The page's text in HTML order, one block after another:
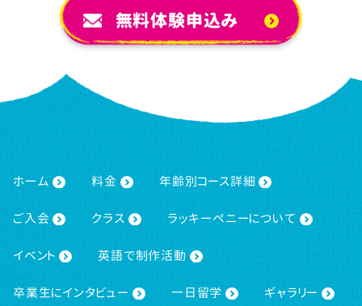
無料体験申込み
ホーム 料金 年齢別コース詳細
ご入会 クラス ラッキーペニーについて
イベント 英語で制作活動
卒業生にインタビュー 一日留学 ギャラリー